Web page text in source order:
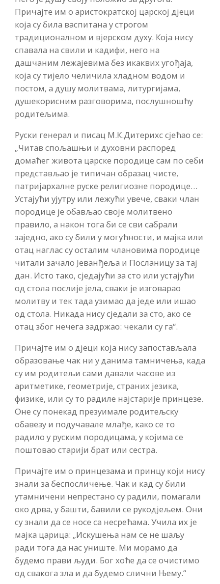
Причајте им о аристократској царској дјеци
која су била васпитана у строгом
традиционалном и вјерском духу. Која нису
спавала на свили и кадифи, него на
дашчаним лежајевима без икаквих угођаја,
која су тијело челичила хладном водом и
постом, а душу молитвама, литургијама,
душекорисним разговорима, послушношћу
родитељима.
Руски генeрал и писац М.К.Дитерихс сјећао се:
„Читав спољашњи и духовни распоред
домаћег живота царске породице сам по себи
представљао је типичан образац чисте,
патријархалне руске религиозне породице…
Устајући ујутру или лежући увече, сваки члан
породице је обављао своје молитвено
правило, а након тога би се сви сабрали
заједно, ако су били у могућности, и мајка или
отац наглас су осталим члановима породице
читали зачало Јеванђеља и Посланицу за тај
дан. Исто тако, сједајући за сто или устајући
од стола послије јела, сваки је изговарао
молитву и тек тада узимао да једе или ишао
од стола. Никада нису сједали за сто, ако се
отац због нечега задржао: чекали су га“.
Причајте им о дјеци која нису запостављала
образовање чак ни у данима тамничења, када
су им родитељи сами давали часове из
аритметике, геометрије, страних језика,
физике, или су то радиле најстарије принцезе.
Оне су понекад презуимале родитељску
обавезу и подучавале млађе, како се то
радило у руским породицама, у којима се
поштовао старији брат или сестра.
Причајте им о принцезама и принцу који нису
знали за беспосличење. Чак и кад су били
утамничени непрестано су радили, помагали
око дрва, у башти, бавили се рукодјељем. Они
су знали да се носе са несрећама. Учила их је
мајка царица: „Искушења нам се не шаљу
ради тога да нас униште. Ми морамо да
будемо прави људи. Бог хоће да се очистимо
од свакога зла и да будемо слични Њему.“